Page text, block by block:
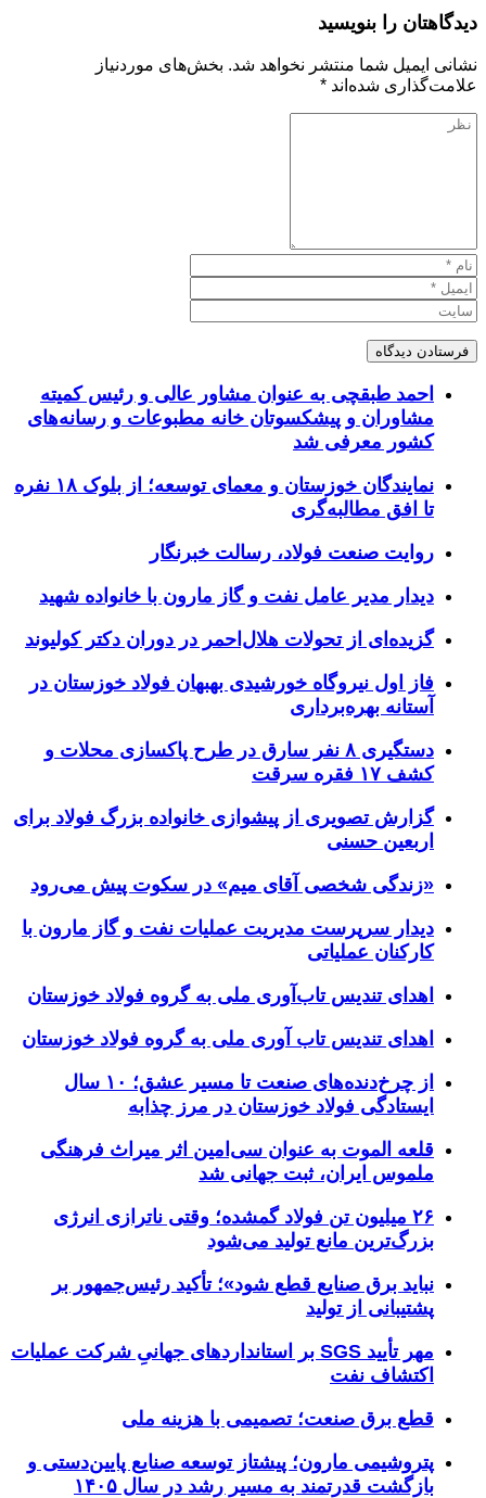
دیدگاهتان را بنویسید
نشانی ایمیل شما منتشر نخواهد شد. بخش‌های موردنیاز
علامت‌گذاری شده‌اند *
احمد طبقچی به عنوان مشاور عالی و رئیس کمیته
مشاوران و پیشکسوتان خانه مطبوعات و رسانه‌های
کشور معرفی شد
نمایندگان خوزستان و معمای توسعه؛ از بلوک ۱۸ نفره
تا افق مطالبه‌گری
روایت صنعت فولاد،‌ رسالت خبرنگار
دیدار مدیر عامل نفت و گاز مارون با خانواده شهید
گزیده‌ای از تحولات هلال‌احمر در دوران دکتر کولیوند
فاز اول نیروگاه خورشیدی بهبهان فولاد خوزستان در
آستانه بهره‌برداری
دستگیری ۸ نفر سارق در طرح پاکسازی محلات و
کشف ۱۷ فقره سرقت
گزارش تصویری از پیشوازی خانواده بزرگ فولاد برای
اربعین حسنی
«زندگی شخصی آقای میم» در سکوت پیش می‌رود
دیدار سرپرست مدیریت عملیات نفت و گاز مارون با
کارکنان عملیاتی
اهدای تندیس تاب‌آوری ملی به گروه فولاد خوزستان
اهدای تندیس تاب آوری ملی به گروه فولاد خوزستان
از چرخ‌دنده‌های صنعت تا مسیر عشق؛ ۱۰ سال
ایستادگی فولاد خوزستان در مرز چذابه
قلعه الموت به عنوان سی‌امین اثر میراث‌ فرهنگی
ملموس ایران، ثبت جهانی شد
۲۶ میلیون تن فولاد گمشده؛ وقتی ناترازی انرژی
بزرگ‌ترین مانع تولید می‌شود
نباید برق صنایع قطع شود»؛ تأکید رئیس‌جمهور بر
پشتیبانی از تولید
مهر تأیید SGS بر استانداردهای جهانیِ شرکت عملیات
اکتشاف نفت
قطع برق صنعت؛ تصمیمی با هزینه ملی
پتروشیمی مارون؛ پیشتاز توسعه صنایع پایین‌دستی و
بازگشت قدرتمند به مسیر رشد در سال ۱۴۰۵